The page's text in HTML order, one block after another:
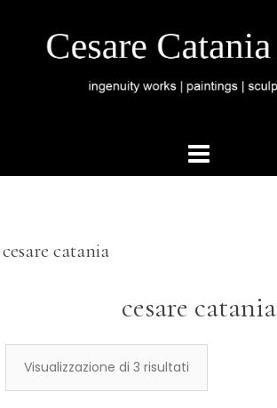
cesare catania
cesare catania
Visualizzazione di 3 risultati